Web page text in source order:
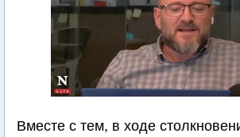
Вместе с тем, в ходе